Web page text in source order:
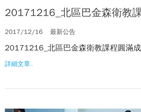
20171216_北區巴金森衛教
2017/12/16 最新公告
20171216_北區巴金森衛教課程圓滿
詳細文章..